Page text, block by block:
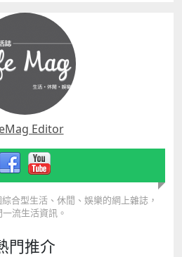
Editor
合型生活、休閒、娛樂的網上雜誌，
流生活資訊。
門推介